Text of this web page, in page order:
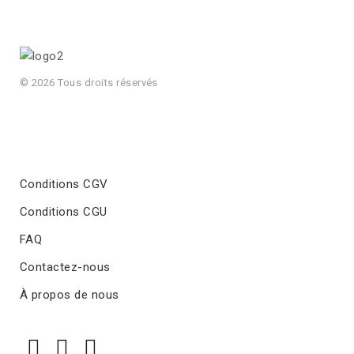
© 2026 Tous droits réservés
Conditions CGV
Conditions CGU
FAQ
Contactez-nous
À propos de nous